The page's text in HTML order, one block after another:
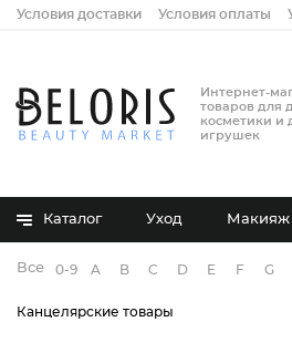
Условия доставки Условия оплаты
Интернет-
товаров для
косметики и
игрушек
Каталог Уход Макияж
Все бренды
0-9 A B C D E F G
Канцелярские товары